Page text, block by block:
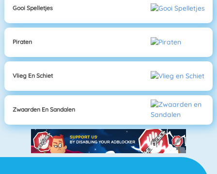
Gooi Spelletjes
Piraten
Vlieg En Schiet
Zwaarden En Sandalen